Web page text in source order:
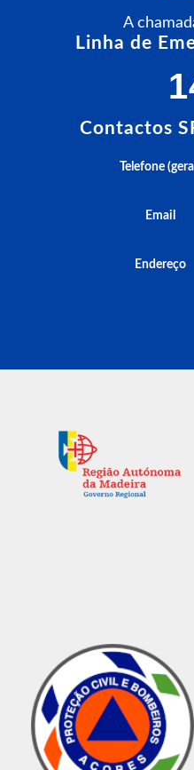
A
Linha de
Contactos
Telefone
Email
Endereço